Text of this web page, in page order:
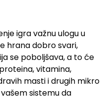
igra važnu ulogu u
hrana dobro svari,
se poboljšava, a to će
vitamina,
masti i drugih mikro
sistemu da